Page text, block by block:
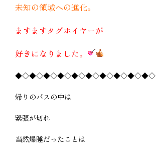
未知の領域への進化。
ますますタグホイヤーが
好きになりました。
◆◇◆◇◆◇◆◇◆◇◆◇◆◇◆◇◆◇◆◇
帰りのバスの中は
緊張が切れ
当然爆睡だったことは